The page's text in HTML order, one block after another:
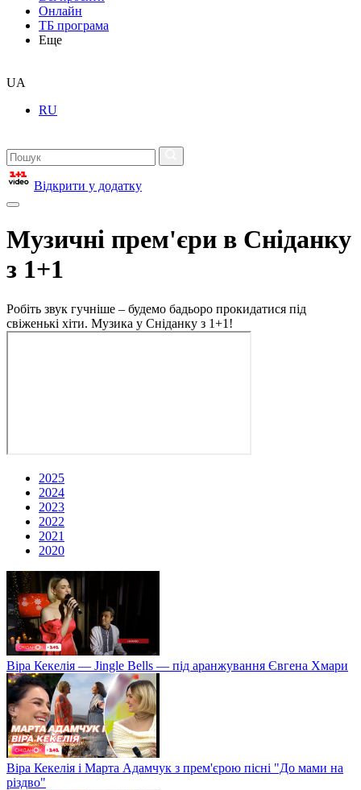
Онлайн
ТБ програма
Еще
UA
RU
Відкрити у додатку
Музичні прем'єри в Сніданку
з 1+1
Робіть звук гучніше – будемо бадьоро прокидатися під
свіженькі хіти. Музика у Сніданку з 1+1!
2025
2024
2023
2022
2021
2020
Віра Кекелія — Jingle Bells — під аранжування Євгена Хмари
Віра Кекелія і Марта Адамчук з прем'єрою пісні "До мами на
різдво"